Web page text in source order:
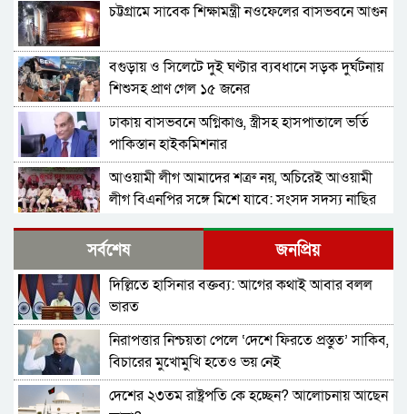
চট্টগ্রামে সাবেক শিক্ষামন্ত্রী নওফেলের বাসভবনে আগুন
বগুড়ায় ও সিলেটে দুই ঘণ্টার ব্যবধানে সড়ক দুর্ঘটনায়
শিশুসহ প্রাণ গেল ১৫ জনের
ঢাকায় বাসভবনে অগ্নিকাণ্ড, স্ত্রীসহ হাসপাতালে ভর্তি
পাকিস্তান হাইকমিশনার
আওয়ামী লীগ আমাদের শত্রু নয়, অচিরেই আওয়ামী
লীগ বিএনপির সঙ্গে মিশে যাবে: সংসদ সদস্য নাছির
শহীদ আহসান জুলাই যোদ্ধা নন—দাবি বিএনপি নেতার,
জামায়াত নেতা বললেন, ‘সারজিসও ছাত্রলীগ করতেন’
সাকিব আল হাসানের বাড়িতে পেট্রোল ঢেলে আগুন
দেওয়ার চেষ্টা, ভাঙচুর
গাজীপুর-৫ আসনের সাবেক এমপি আখতারুজ্জামান
গ্রেপ্তার
ফেনীর পুলিশ সুপার; যত কিছুই করি না কেন, কারোরই
সর্বশেষ জনপ্রিয়
দিল্লিতে হাসিনার বক্তব্য: আগের কথাই আবার বলল
ভারত
নিরাপত্তার নিশ্চয়তা পেলে ‘দেশে ফিরতে প্রস্তুত’ সাকিব,
বিচারের মুখোমুখি হতেও ভয় নেই
দেশের ২৩তম রাষ্ট্রপতি কে হচ্ছেন? আলোচনায় আছেন